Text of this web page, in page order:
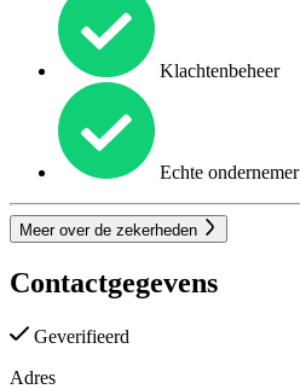
Klachtenbeheer
Echte ondernemer
Meer over de zekerheden
Contactgegevens
Geverifieerd
Adres